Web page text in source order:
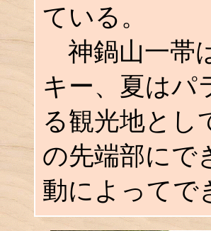
ている。
神鍋山一帯
キー、夏はパ
る観光地とし
の先端部にで
動によってで